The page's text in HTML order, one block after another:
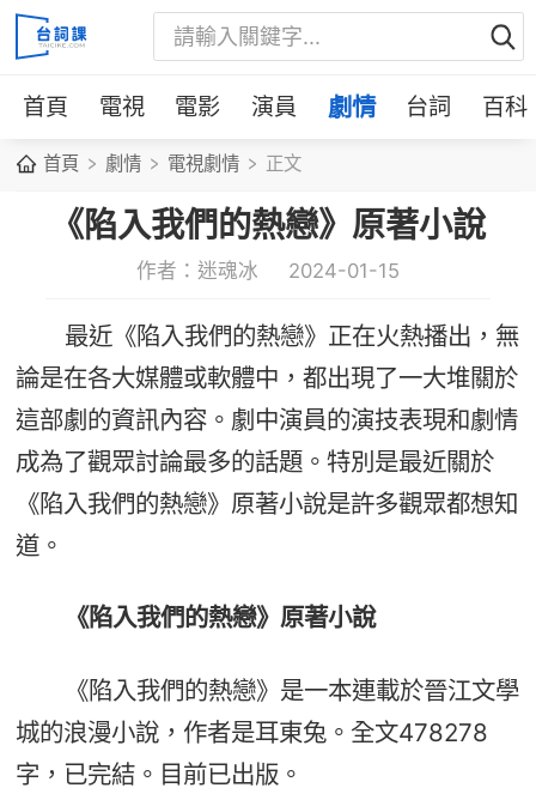
首頁 電視 電影 演員 劇情 台詞 百科
首頁 劇情 電視劇情 正文
《陷入我們的熱戀》原著小說
作者：迷魂冰 2024-01-15
最近《陷入我們的熱戀》正在火熱播出，無
論是在各大媒體或軟體中，都出現了一大堆關於
這部劇的資訊內容。劇中演員的演技表現和劇情
成為了觀眾討論最多的話題。特別是最近關於
《陷入我們的熱戀》原著小說是許多觀眾都想知
道。
《陷入我們的熱戀》原著小說
《陷入我們的熱戀》是一本連載於晉江文學
城的浪漫小說，作者是耳東兔。全文478278
字，已完結。目前已出版。